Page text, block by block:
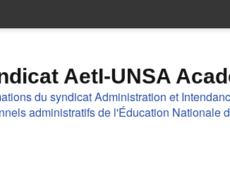
AetI-UNSA
du syndicat Administration et
administratifs de l'Éducation Nationale